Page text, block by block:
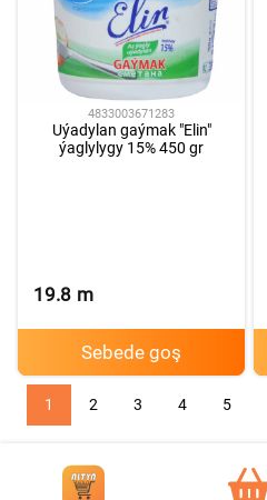
4833003671283
Uýadylan gaýmak "Elin"
ýaglylygy 15% 450 gr
19.8 m
Sebede goş
1 2 3 4 5